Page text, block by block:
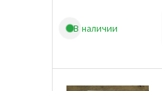
В наличии